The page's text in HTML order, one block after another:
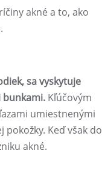
akné a to, ako
sa vyskytuje
bunkami. Kľúčovým
umiestnenými
Keď však do
akné.